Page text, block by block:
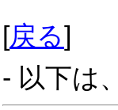
[戻る]
- 以下は